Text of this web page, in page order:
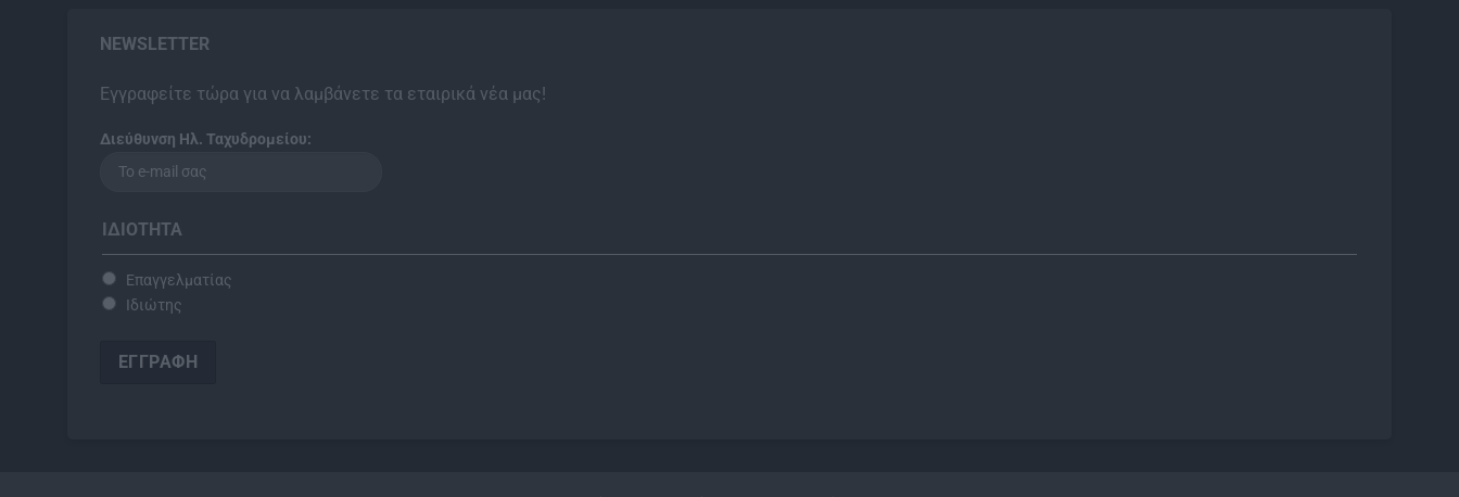
NEWSLETTER
Εγγραφείτε τώρα για να λαμβάνετε τα εταιρικά νέα μας!
Διεύθυνση Ηλ. Ταχυδρομείου:
ΙΔΙΌΤΗΤΑ
Επαγγελματίας
Ιδιώτης